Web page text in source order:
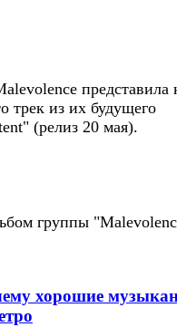
представила
трек из их будущего
(релиз 20 мая).
группы
хорошие